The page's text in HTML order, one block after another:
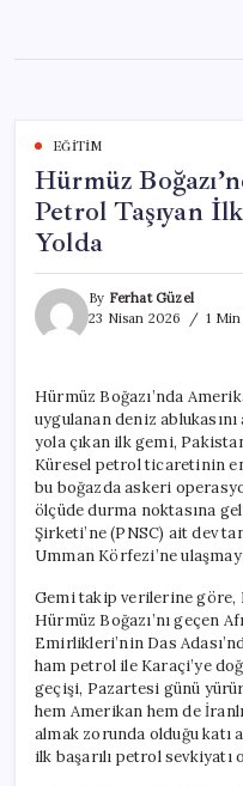
content
EĞITIM
Hürmüz
Petrol Taşıyan
Yolda
By Ferhat Güzel
23 Nisan 2026
1
Hürmüz Boğazı’nda
uygulanan deniz
yola çıkan ilk gemi,
Küresel petrol ticaretinin
bu boğazda askeri
ölçüde durma noktasına
Şirketi’ne (PNSC) ait dev
Umman Körfezi’ne
Gemi takip verilerine göre,
Hürmüz Boğazı’nı geçen
Emirlikleri’nin Das
ham petrol ile Karaçi’ye
geçişi, Pazartesi günü
hem Amerikan hem de
almak zorunda olduğu katı
ilk başarılı petrol sevkiyatı